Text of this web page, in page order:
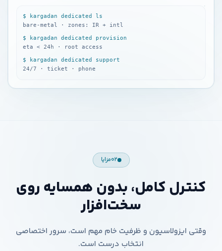
$ kargadan dedicated ls
bare-metal · zones: IR + intl
$ kargadan dedicated provision
eta < 24h · root access
$ kargadan dedicated support
24/7 · ticket · phone
۰۲مزایا
کنترل کامل، بدون همسایه روی
سخت‌افزار
وقتی ایزولاسیون و ظرفیت خام مهم است، سرور اختصاصی
انتخاب درست است.